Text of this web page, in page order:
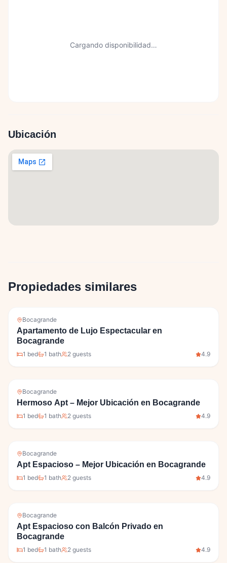
Cargando disponibilidad…
Ubicación
Propiedades similares
Bocagrande
Apartamento de Lujo Espectacular en
Bocagrande
1 bed 1 bath 2 guests 4.9
Bocagrande
Hermoso Apt – Mejor Ubicación en Bocagrande
1 bed 1 bath 2 guests 4.9
Bocagrande
Apt Espacioso – Mejor Ubicación en Bocagrande
1 bed 1 bath 2 guests 4.9
Bocagrande
Apt Espacioso con Balcón Privado en
Bocagrande
1 bed 1 bath 2 guests 4.9